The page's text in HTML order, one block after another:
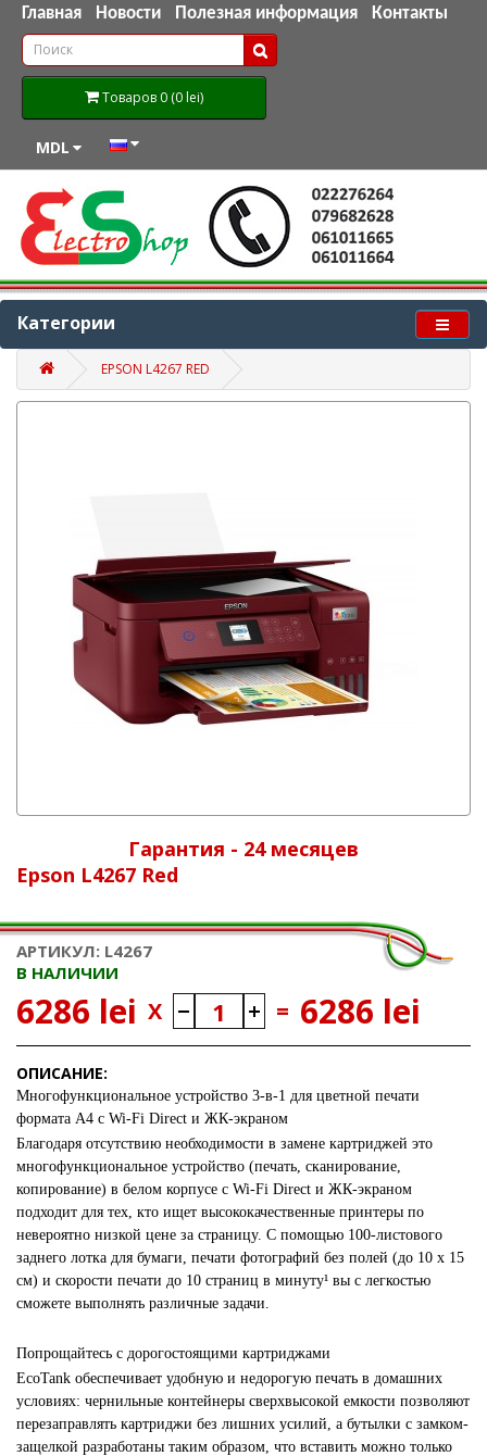
Главная Новости Полезная информация Контакты
Товаров 0 (0 lei)
MDL
Категории
EPSON L4267 RED
Гарантия - 24 месяцев
Epson L4267 Red
АРТИКУЛ: L4267
В НАЛИЧИИ
6286 lei X = 6286 lei
ОПИСАНИЕ:
Многофункциональное устройство 3-в-1 для цветной печати
формата A4 с Wi-Fi Direct и ЖК-экраном
Благодаря отсутствию необходимости в замене картриджей это
многофункциональное устройство (печать, сканирование,
копирование) в белом корпусе с Wi-Fi Direct и ЖК-экраном
подходит для тех, кто ищет высококачественные принтеры по
невероятно низкой цене за страницу. С помощью 100-листового
заднего лотка для бумаги, печати фотографий без полей (до 10 x 15
см) и скорости печати до 10 страниц в минуту¹ вы с легкостью
сможете выполнять различные задачи.
Попрощайтесь с дорогостоящими картриджами
EcoTank обеспечивает удобную и недорогую печать в домашних
условиях: чернильные контейнеры сверхвысокой емкости позволяют
перезаправлять картриджи без лишних усилий, а бутылки с замком-
защелкой разработаны таким образом, что вставить можно только